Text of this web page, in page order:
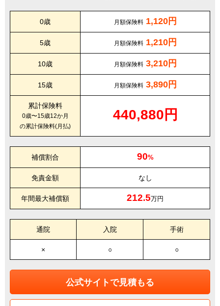
0歳 月額保険料 1,120円
5歳 月額保険料 1,210円
10歳 月額保険料 3,210円
15歳 月額保険料 3,890円
累計保険料
0歳〜15歳12か月
の累計保険料(月払)
440,880円
補償割合 90%
免責金額 なし
年間最大補償額 212.5万円
通院 入院 手術
× ○ ○
公式サイトで見積もる